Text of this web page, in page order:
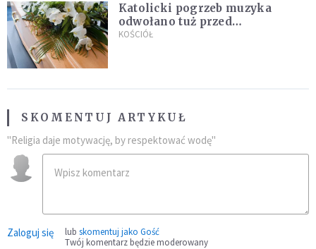
Katolicki pogrzeb muzyka
odwołano tuż przed
uroczystością. Powodem była
KOŚCIÓŁ
SKOMENTUJ ARTYKUŁ
"Religia daje motywację, by respektować wodę"
Zaloguj się lub skomentuj jako Gość
Twój komentarz będzie moderowany